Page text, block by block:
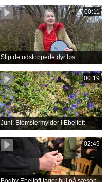
00:11
Slip de udstoppede dyr løs
00:19
Juni: Blomstermylder i Ebeltoft
02:49